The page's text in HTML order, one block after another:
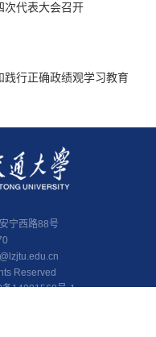
次代表大会召开
践行正确政绩观学习教育
宁西路88号
Reserved
备14001560号-1